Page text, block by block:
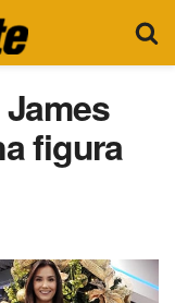
figura